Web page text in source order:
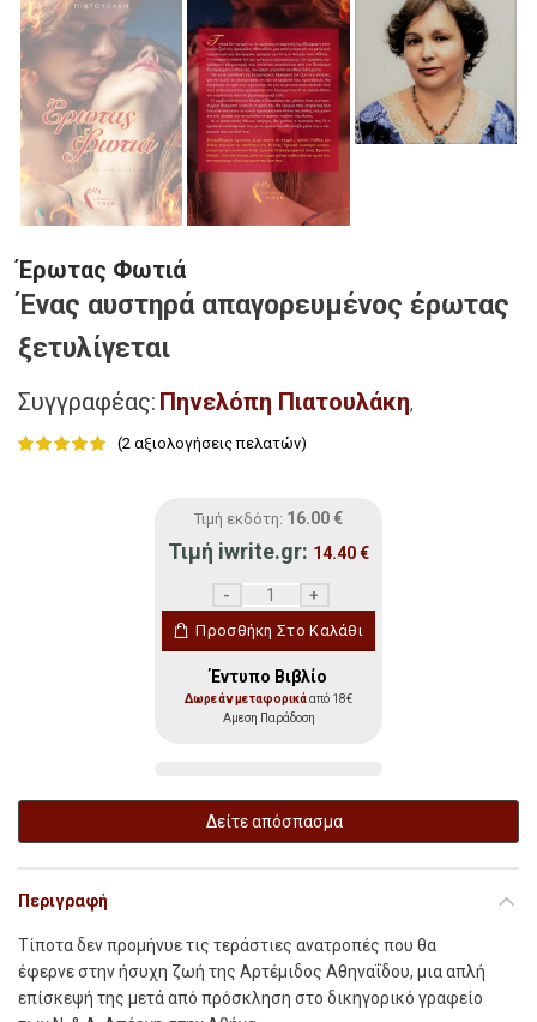
Έρωτας Φωτιά
Ένας αυστηρά απαγορευμένος έρωτας
ξετυλίγεται
Συγγραφέας: Πηνελόπη Πιατουλάκη,
(2 αξιολογήσεις πελατών)
Τιμή εκδότη: 16.00 €
Τιμή iwrite.gr: 14.40€
Προσθήκη Στο Καλάθι
Έντυπο Βιβλίο
Δωρεάν μεταφορικάαπό 18€
Αμεση Παράδοση
Δείτε απόσπασμα
Περιγραφή
Τίποτα δεν προµήνυε τις τεράστιες ανατροπές που θα
έφερνε στην ήσυχη ζωή της Αρτέµιδος Αθηναΐδου, µια απλή
επίσκεψή της µετά από πρόσκληση στο δικηγορικό γραφείο